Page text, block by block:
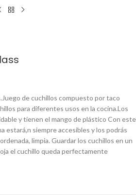
de cuchillos compuesto por taco
para diferentes usos en la cocina.Los
y tienen el mango de plástico Con este
estará,n siempre accesibles y los podrás
limpia. Guardar los cuchillos en un
el cuchillo queda perfectamente